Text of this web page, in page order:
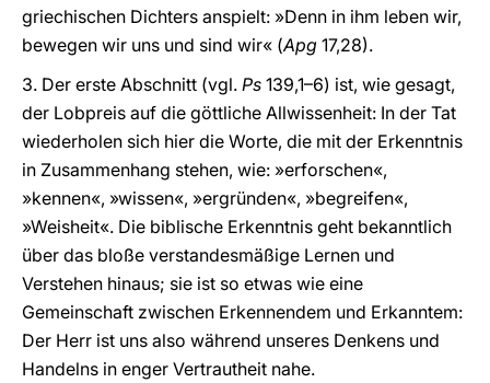
griechischen Dichters anspielt: »Denn in ihm leben wir,
bewegen wir uns und sind wir« (Apg 17,28).
3. Der erste Abschnitt (vgl. Ps 139,1–6) ist, wie gesagt,
der Lobpreis auf die göttliche Allwissenheit: In der Tat
wiederholen sich hier die Worte, die mit der Erkenntnis
in Zusammenhang stehen, wie: »erforschen«,
»kennen«, »wissen«, »ergründen«, »begreifen«,
»Weisheit«. Die biblische Erkenntnis geht bekanntlich
über das bloße verstandesmäßige Lernen und
Verstehen hinaus; sie ist so etwas wie eine
Gemeinschaft zwischen Erkennendem und Erkanntem:
Der Herr ist uns also während unseres Denkens und
Handelns in enger Vertrautheit nahe.